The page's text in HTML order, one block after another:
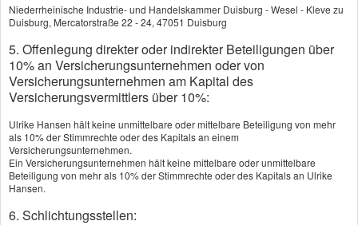
Oft werden Versicherte nur teilweise
berufsunfähig - volle Rentenleistungen gibt es
daher bereits bei einer Berufsunfähigkeit von
weniger als 100 Prozent.
Der Versicherer hilft außerdem bei der
Wiedereingliederung ins Arbeitsleben, etwa
beim behindertengerechten Umbau des
Arbeitsplatzes, durch Einmalzahlungen bei
Ende einer zeitlich begrenzten
Berufsunfähigkeit oder durch Assistance-
Niederrheinische Industrie- und Handelskammer Duisburg - Wesel - Kleve zu
Duisburg, Mercatorstraße 22 - 24, 47051 Duisburg
5. Offenlegung direkter oder indirekter Beteiligungen über
10% an Versicherungsunternehmen oder von
Versicherungsunternehmen am Kapital des
Versicherungsvermittlers über 10%:
Ulrike Hansen hält keine unmittelbare oder mittelbare Beteiligung von mehr
als 10% der Stimmrechte oder des Kapitals an einem
Versicherungsunternehmen.
Ein Versicherungsunternehmen hält keine mittelbare oder unmittelbare
Beteiligung von mehr als 10% der Stimmrechte oder des Kapitals an Ulrike
Hansen.
6. Schlichtungsstellen: